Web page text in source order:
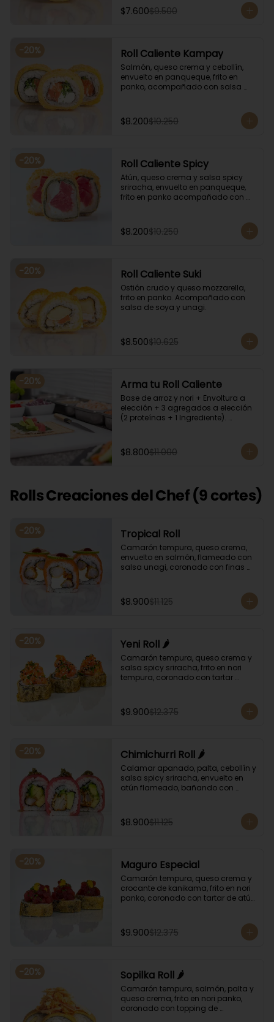
$7.600$9.500
-20% Roll Caliente Kampay
Salmón, queso crema y cebollín,
envuelto en panqueque, frito en
panko, acompañado con salsa
$8.200$10.250
-20% Roll Caliente Spicy
Atún, queso crema y salsa spicy
sriracha, envuelto en panqueque,
frito en panko acompañado con
$8.200$10.250
-20% Roll Caliente Suki
Ostión crudo y queso mozzarella,
frito en panko. Acompañado con
salsa de soya y unagi.
$8.500$10.625
-20% Arma tu Roll Caliente
Base de arroz y nori + Envoltura a
elección + 3 agregados a elección
(2 proteínas + 1 Ingrediente).
$8.800$11.000
Rolls Creaciones del Chef (9 cortes)
-20% Tropical Roll
Camarón tempura, queso crema,
envuelto en salmón, flameado con
salsa unagi, coronado con finas
$8.900$11.125
-20% Yeni Roll 🌶️
Camarón tempura, queso crema y
salsa spicy sriracha, frito en nori
tempura, coronado con tartar
$9.900$12.375
-20% Chimichurri Roll 🌶️
Calamar apanado, palta, cebollín y
salsa spicy sriracha, envuelto en
atún flameado, bañando con
$8.900$11.125
-20% Maguro Especial
Camarón tempura, queso crema y
crocante de kanikama, frito en nori
panko, coronado con tartar de atún
$9.900$12.375
-20% Sopilka Roll 🌶️
Camarón tempura, salmón, palta y
queso crema, frito en nori panko,
coronado con topping de